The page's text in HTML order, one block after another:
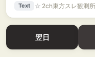
Text ☆ 2ch東方スレ観測
翌日